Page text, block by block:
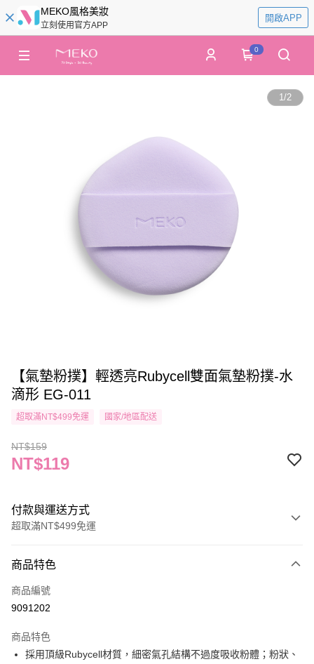
MEKO風格美妝
立刻使用官方APP
開啟APP
0
1/2
【氣墊粉撲】輕透亮Rubycell雙面氣墊粉撲-水
滴形 EG-011
超取滿NT$499免運 國家/地區配送
NT$159
NT$119
付款與運送方式
超取滿NT$499免運
信用卡一次付款
信用卡分期付款
合作金庫商業銀行
華南商業銀行
彰化商業銀行
超商取貨付款
商品特色
商品編號
9091202
商品特色
採用頂級Rubycell材質，細密氣孔結構不過度吸收粉體；粉狀、